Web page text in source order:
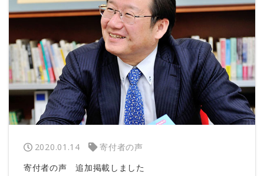
2020.01.14
寄付者の声
寄付者の声 追加掲載しました